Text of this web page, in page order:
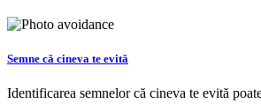
Semne că cineva te evită
Identificarea semnelor că cineva te evită